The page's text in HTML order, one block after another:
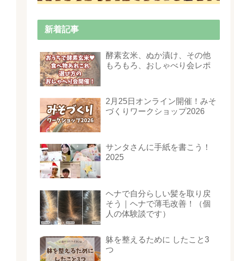
新着記事
酵素玄米、ぬか漬け、その他
もろもろ、おしゃべり会レポ
2月25日オンライン開催！みそ
づくりワークショップ2026
サンタさんに手紙を書こう！
2025
ヘナで自分らしい髪を取り戻
そう｜ヘナで薄毛改善！（個
人の体験談です）
躰を整えるために したこと3
つ